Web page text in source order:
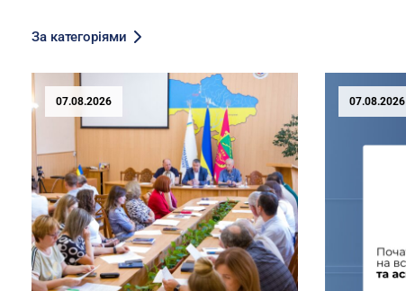
За категоріями
07.08.2026 07.08.2026